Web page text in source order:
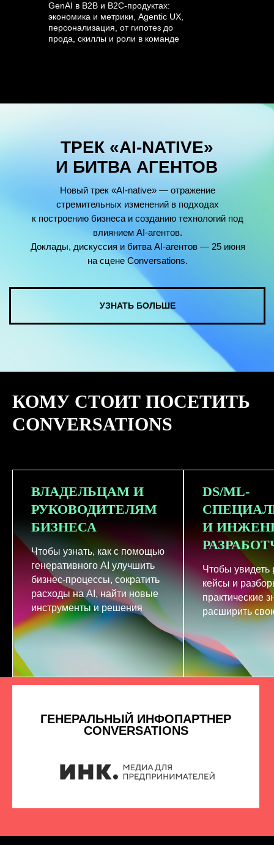
GenAI в B2B и B2C-продуктах:
экономика и метрики, Agentic UX,
персонализация, от гипотез до
прода, скиллы и роли в команде
КОМУ СТОИТ ПОСЕТИТЬ
CONVERSATIONS
ВЛАДЕЛЬЦАМ И
РУКОВОДИТЕЛЯМ
БИЗНЕСА
Чтобы узнать, как с помощью
генеративного AI улучшить
бизнес-процессы, сократить
расходы на AI, найти новые
инструменты и решения
DS/ML-
И
Чтобы увидеть
кейсы и
практические
расширить